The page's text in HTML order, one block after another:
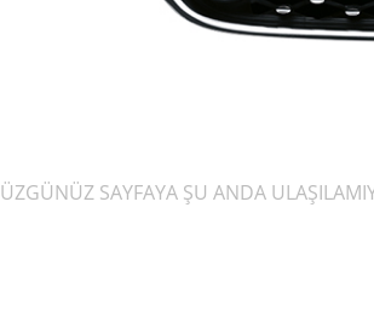
ÜZGÜNÜZ SAYFAYA ŞU ANDA